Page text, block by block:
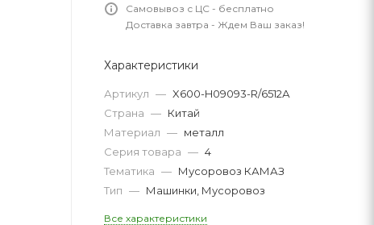
Самовывоз с ЦС - бесплатно
Доставка завтра - Ждем Ваш заказ!
Характеристики
Артикул — X600-H09093-R/6512А
Страна — Китай
Материал — металл
Серия товара — 4
Тематика — Мусоровоз КАМАЗ
Тип — Машинки, Мусоровоз
Все характеристики